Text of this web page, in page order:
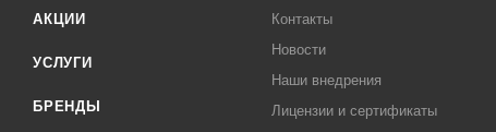
АКЦИИ
УСЛУГИ
БРЕНДЫ
Контакты
Новости
Наши внедрения
Лицензии и сертификаты